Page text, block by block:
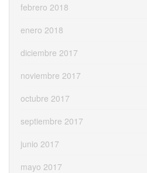
febrero 2018
enero 2018
diciembre 2017
noviembre 2017
octubre 2017
septiembre 2017
junio 2017
mayo 2017